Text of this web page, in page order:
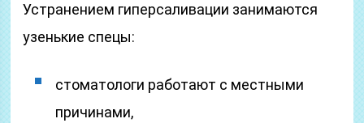
Устранением гиперсаливации занимаются
узенькие спецы:
стоматологи работают с местными
причинами,